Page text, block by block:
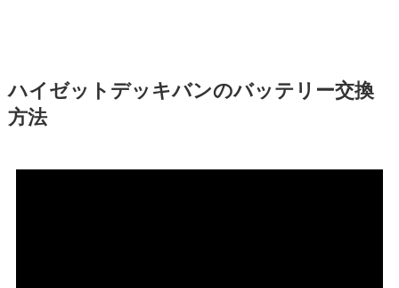
ハイゼットデッキバンのバッテリー交換
方法